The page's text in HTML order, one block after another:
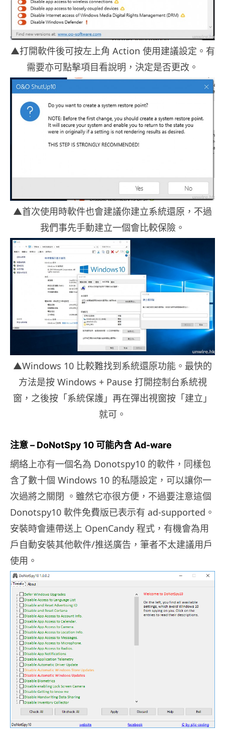
▲打開軟件後可按左上角 Action 使用建議設定。有
需要亦可點擊項目看說明，決定是否更改。
▲首次使用時軟件也會建議你建立系統還原，不過
我們事先手動建立一個會比較保險。
▲Windows 10 比較難找到系統還原功能。最快的
方法是按 Windows + Pause 打開控制台系統視
窗，之後按「系統保護」再在彈出視窗按「建立」
就可。
注意 – DoNotSpy 10 可能內含 Ad-ware
網絡上亦有一個名為 Donotspy10 的軟件，同樣包
含了數十個 Windows 10 的私隱設定，可以讓你一
次過將之關閉 。雖然它亦很方便，不過要注意這個
Donotspy10 軟件免費版已表示有 ad-supported。
安裝時會連帶送上 OpenCandy 程式，有機會為用
戶自動安裝其他軟件/推送廣告，筆者不太建議用戶
使用。